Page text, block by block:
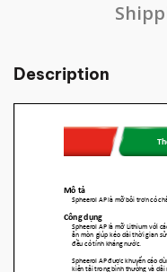
Description